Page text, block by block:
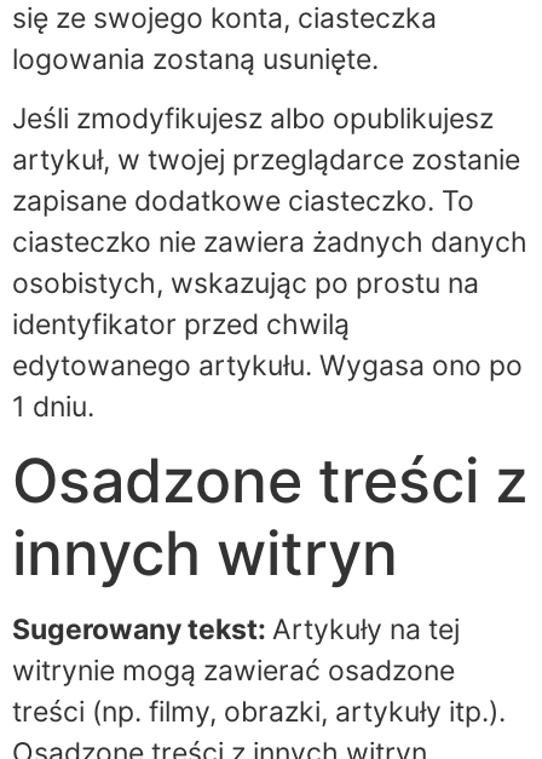
się ze swojego konta, ciasteczka
logowania zostaną usunięte.
Jeśli zmodyfikujesz albo opublikujesz
artykuł, w twojej przeglądarce zostanie
zapisane dodatkowe ciasteczko. To
ciasteczko nie zawiera żadnych danych
osobistych, wskazując po prostu na
identyfikator przed chwilą
edytowanego artykułu. Wygasa ono po
1 dniu.
Osadzone treści z
innych witryn
Sugerowany tekst: Artykuły na tej
witrynie mogą zawierać osadzone
treści (np. filmy, obrazki, artykuły itp.).